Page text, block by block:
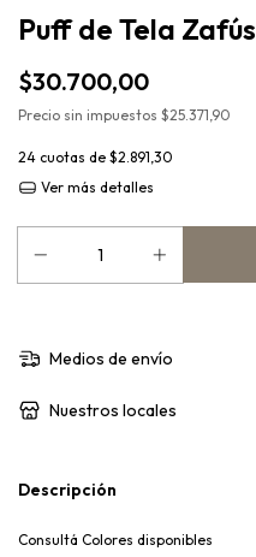
Puff de Tela Zafús
$30.700,00
Precio sin impuestos $25.371,90
24 cuotas de $2.891,30
Ver más detalles
Medios de envío
Nuestros locales
Descripción
Consultá Colores disponibles